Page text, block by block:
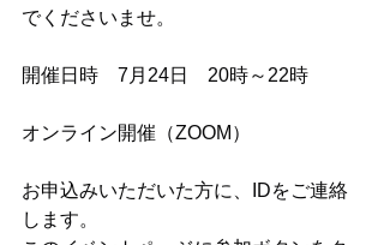
でくださいませ。
開催日時　7月24日　20時～22時
オンライン開催（ZOOM）
お申込みいただいた方に、IDをご連絡
します。